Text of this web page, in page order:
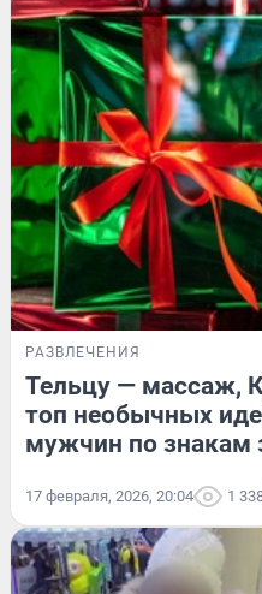
РАЗВЛЕЧЕНИЯ
Тельцу — массаж,
топ необычных
мужчин по знакам
17 февраля, 2026, 20:04 1